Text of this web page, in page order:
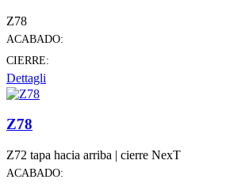
Z78
ACABADO:
CIERRE:
Dettagli
Z78
Z72 tapa hacia arriba | cierre NexT
ACABADO: